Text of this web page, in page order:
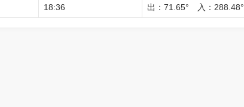
18:36 出：71.65° 入：288.48°